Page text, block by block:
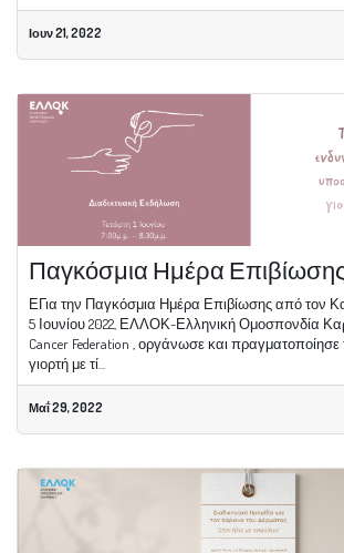
Ιουν 21, 2022
Παγκόσμια Ημέρα
ΕΓια την Παγκόσμια Ημέρα Επιβίωσης από τον
5 Ιουνίου 2022, ΕΛΛΟΚ-Ελληνική Ομοσπονδία
Cancer Federation , οργάνωσε και πραγματοποίησε
γιορτή με τί...
Μαΐ 29, 2022